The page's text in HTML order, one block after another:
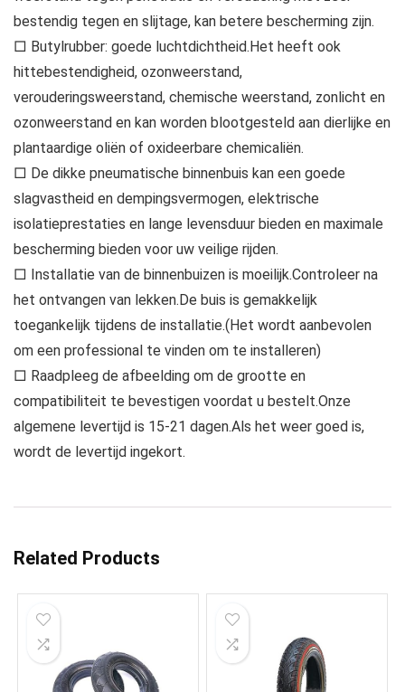
bestendig tegen en slijtage, kan betere bescherming zijn.
□ Butylrubber: goede luchtdichtheid.Het heeft ook
hittebestendigheid, ozonweerstand,
verouderingsweerstand, chemische weerstand, zonlicht en
ozonweerstand en kan worden blootgesteld aan dierlijke en
plantaardige oliën of oxideerbare chemicaliën.
□ De dikke pneumatische binnenbuis kan een goede
slagvastheid en dempingsvermogen, elektrische
isolatieprestaties en lange levensduur bieden en maximale
bescherming bieden voor uw veilige rijden.
□ Installatie van de binnenbuizen is moeilijk.Controleer na
het ontvangen van lekken.De buis is gemakkelijk
toegankelijk tijdens de installatie.(Het wordt aanbevolen
om een ​​professional te vinden om te installeren)
□ Raadpleeg de afbeelding om de grootte en
compatibiliteit te bevestigen voordat u bestelt.Onze
algemene levertijd is 15-21 dagen.Als het weer goed is,
wordt de levertijd ingekort.
Related Products